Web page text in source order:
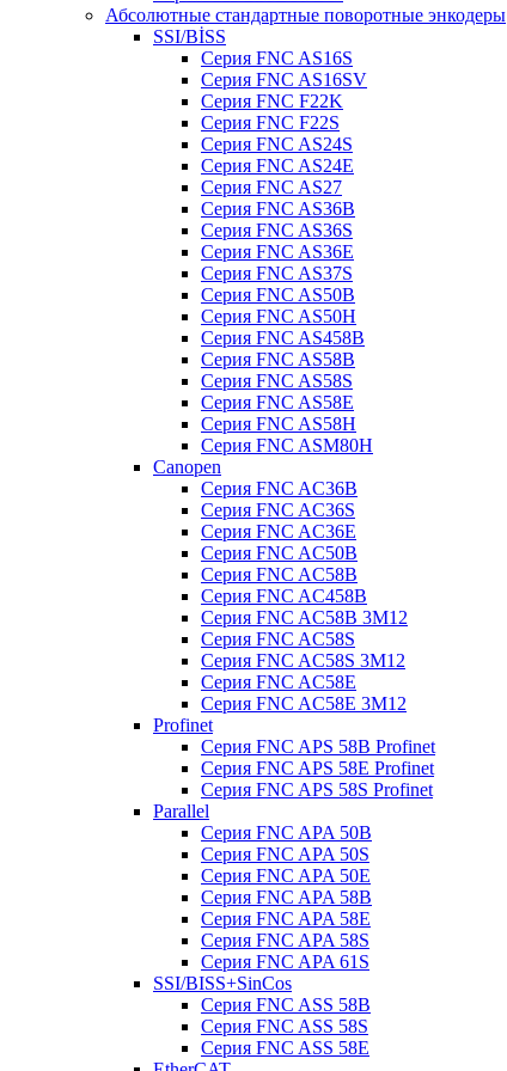
Абсолютные стандартные поворотные энкодеры
SSI/BİSS
Серия FNC AS16S
Серия FNC AS16SV
Серия FNC F22K
Серия FNC F22S
Серия FNC AS24S
Серия FNC AS24E
Серия FNC AS27
Серия FNC AS36B
Серия FNC AS36S
Серия FNC AS36E
Серия FNC AS37S
Серия FNC AS50B
Серия FNC AS50H
Серия FNC AS458B
Серия FNC AS58B
Серия FNC AS58S
Серия FNC AS58E
Серия FNC AS58H
Серия FNC ASM80H
Canopen
Серия FNC AC36B
Серия FNC AC36S
Серия FNC AC36E
Серия FNC AC50B
Серия FNC AC58B
Серия FNC AC458B
Серия FNC AC58B 3M12
Серия FNC AC58S
Серия FNC AC58S 3M12
Серия FNC AC58E
Серия FNC AC58E 3M12
Profinet
Серия FNC APS 58B Profinet
Серия FNC APS 58E Profinet
Серия FNC APS 58S Profinet
Parallel
Серия FNC APA 50B
Серия FNC APA 50S
Серия FNC APA 50E
Серия FNC APA 58B
Серия FNC APA 58E
Серия FNC APA 58S
Серия FNC APA 61S
SSI/BISS+SinCos
Серия FNC ASS 58B
Серия FNC ASS 58S
Серия FNC ASS 58E